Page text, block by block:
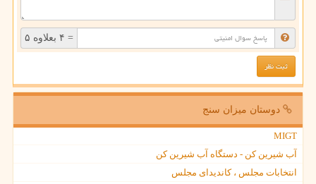
= ۴ بعلاوه ۵
دوستان میزان سنج
MIGT
آب شیرین کن - دستگاه آب شیرین کن
انتخابات مجلس ، کاندیدای مجلس